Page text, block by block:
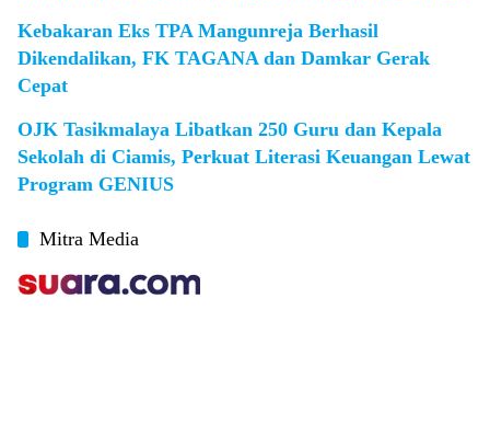
Kebakaran Eks TPA Mangunreja Berhasil
Dikendalikan, FK TAGANA dan Damkar Gerak
Cepat
OJK Tasikmalaya Libatkan 250 Guru dan Kepala
Sekolah di Ciamis, Perkuat Literasi Keuangan Lewat
Program GENIUS
Mitra Media